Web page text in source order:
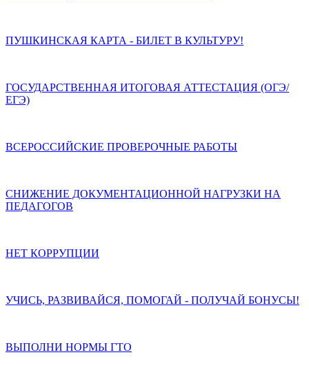
ПУШКИНСКАЯ КАРТА - БИЛЕТ В КУЛЬТУРУ!
ГОСУДАРСТВЕННАЯ ИТОГОВАЯ АТТЕСТАЦИЯ (ОГЭ/
ЕГЭ)
ВСЕРОССИЙСКИЕ ПРОВЕРОЧНЫЕ РАБОТЫ
СНИЖЕНИЕ ДОКУМЕНТАЦИОННОЙ НАГРУЗКИ НА
ПЕДАГОГОВ
НЕТ КОРРУПЦИИ
УЧИСЬ, РАЗВИВАЙСЯ, ПОМОГАЙ - ПОЛУЧАЙ БОНУСЫ!
ВЫПОЛНИ НОРМЫ ГТО